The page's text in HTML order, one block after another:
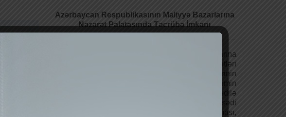
Azərbaycan Respublikasının Maliyyə Bazarlarına
Nəzarət Palatasında Təcrübə İmkanı
Azərbaycan Respublikasının Maliyyə Bazarlarına
Nəzarət Palatası funksional fəaliyyət istiqamətləri
üzrə tələbə və məzunların praktiki biliklərinin
artırılması, eləcə də gənclərin şəxsi inkişafının təmin
edilməsi və onların maarifləndirilməsi məqsədilə
təcrübə proqramı elan edir. Proqramın məqsədi
Tələbələrin iqtisadi və maliyyə biliklərinin artırılması,